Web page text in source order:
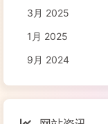
3月 2025
1月 2025
9月 2024